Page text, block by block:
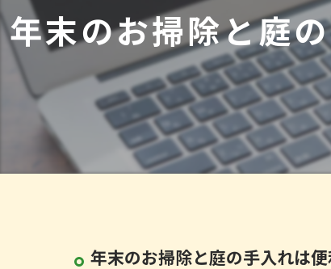
年末のお掃除と庭
年末のお掃除と庭の手入れは